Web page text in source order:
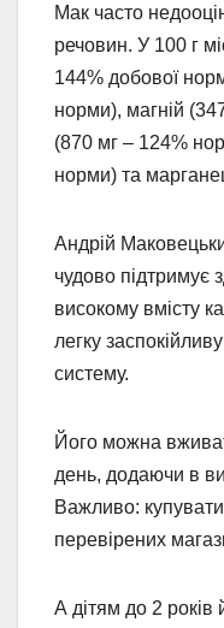
Мак часто
речовин. У 100 г
144% добової
норми), магній
(870 мг – 124%
норми) та
Андрій
чудово підтримує
високому вмісту
легку
систему.
Його можна
день, додаючи в
Важливо:
перевірених
А дітям до 2